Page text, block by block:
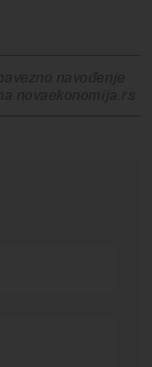
navođenje
novaekonomija.rs